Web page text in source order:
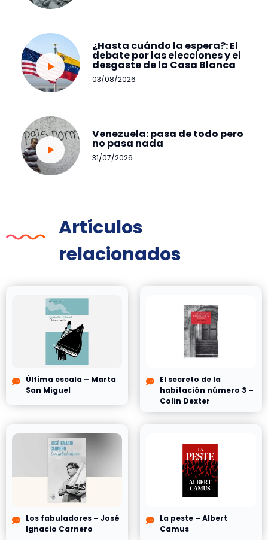
¿Hasta cuándo la espera?: El
debate por las elecciones y el
desgaste de la Casa Blanca
03/08/2026
Venezuela: pasa de todo pero
no pasa nada
31/07/2026
Artículos
relacionados
Última escala – Marta
San Miguel
El secreto de la
habitación número 3 –
Colin Dexter
Los fabuladores – José
Ignacio Carnero
La peste – Albert
Camus